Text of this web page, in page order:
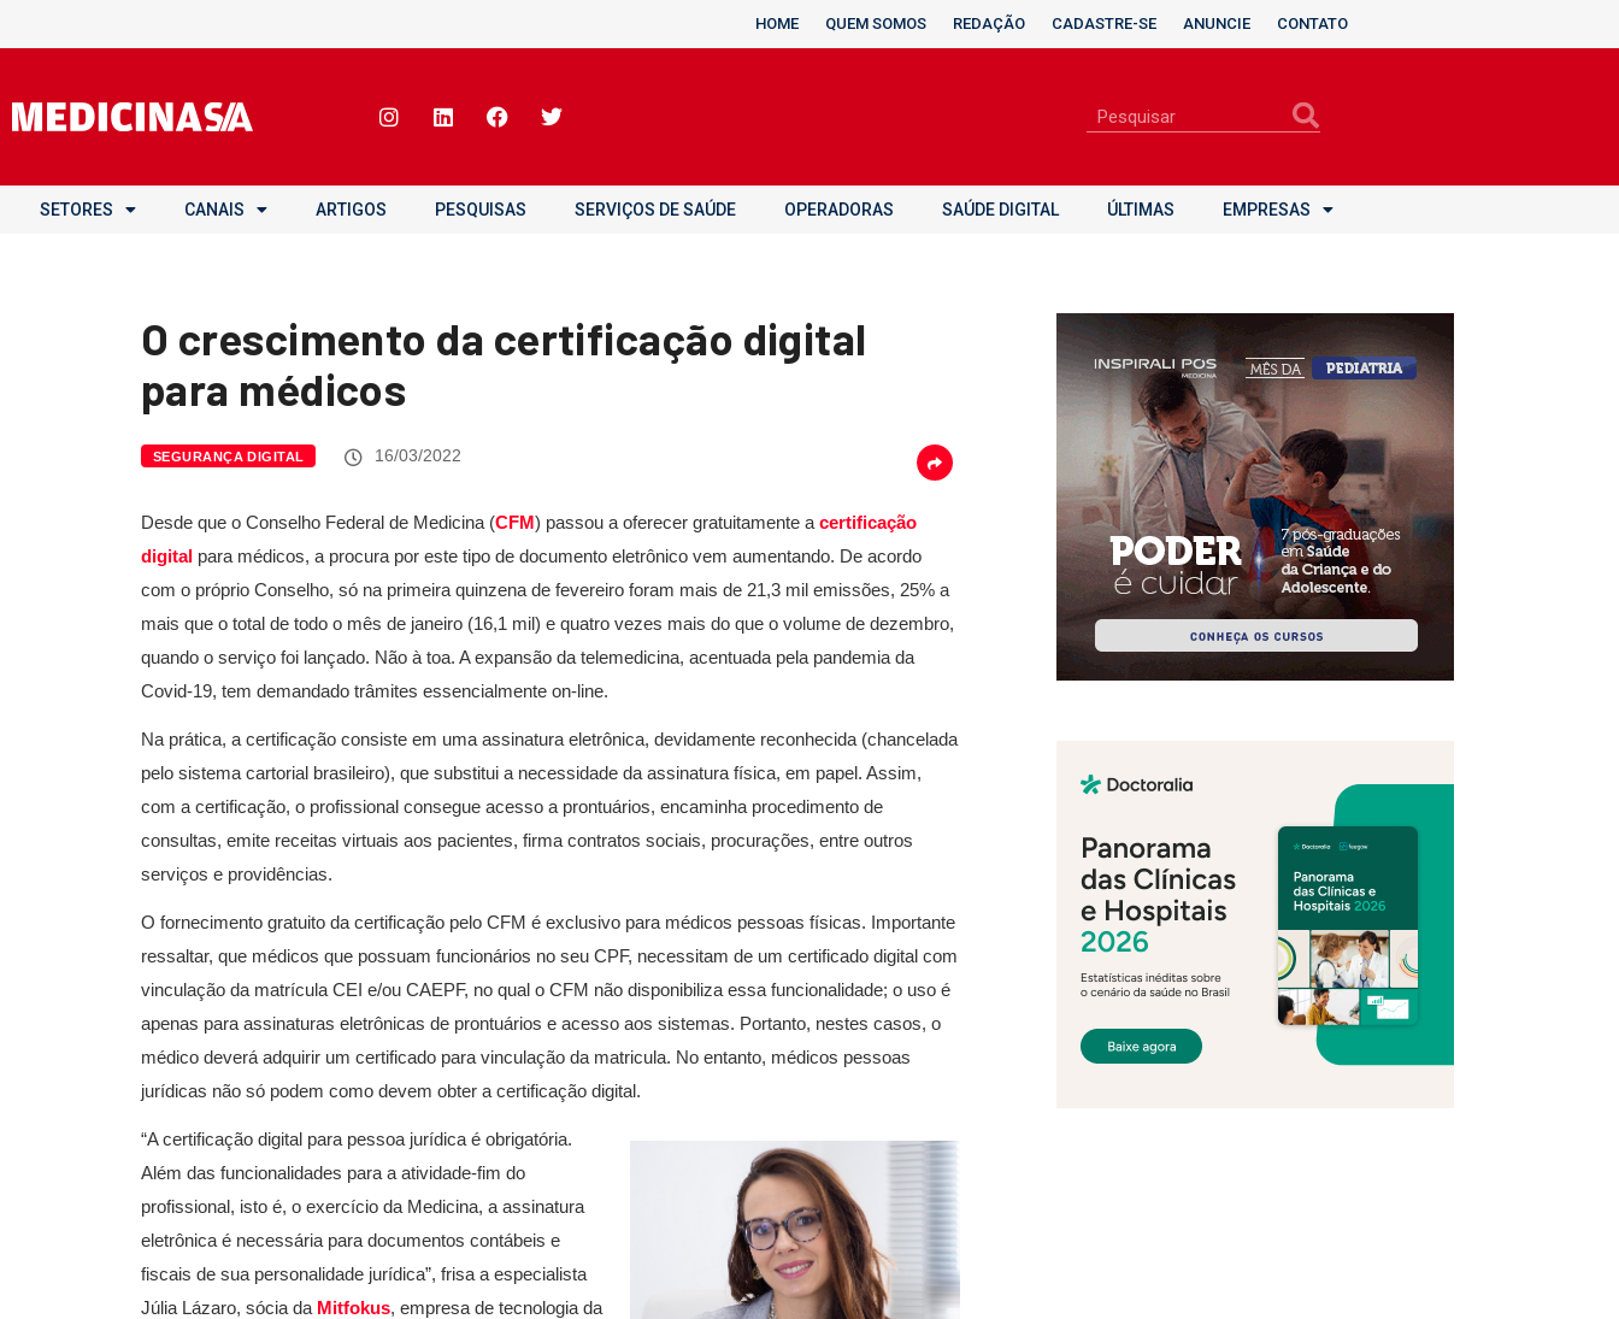
HOME QUEM SOMOS REDAÇÃO CADASTRE-SE ANUNCIE CONTATO
SETORES CANAIS ARTIGOS PESQUISAS SERVIÇOS DE SAÚDE OPERADORAS SAÚDE DIGITAL ÚLTIMAS EMPRESAS
O crescimento da certificação digital
para médicos
SEGURANÇA DIGITAL 16/03/2022
Desde que o Conselho Federal de Medicina (CFM) passou a oferecer gratuitamente a certificação
digital para médicos, a procura por este tipo de documento eletrônico vem aumentando. De acordo
com o próprio Conselho, só na primeira quinzena de fevereiro foram mais de 21,3 mil emissões, 25% a
mais que o total de todo o mês de janeiro (16,1 mil) e quatro vezes mais do que o volume de dezembro,
quando o serviço foi lançado. Não à toa. A expansão da telemedicina, acentuada pela pandemia da
Covid-19, tem demandado trâmites essencialmente on-line.
Na prática, a certificação consiste em uma assinatura eletrônica, devidamente reconhecida (chancelada
pelo sistema cartorial brasileiro), que substitui a necessidade da assinatura física, em papel. Assim,
com a certificação, o profissional consegue acesso a prontuários, encaminha procedimento de
consultas, emite receitas virtuais aos pacientes, firma contratos sociais, procurações, entre outros
serviços e providências.
O fornecimento gratuito da certificação pelo CFM é exclusivo para médicos pessoas físicas. Importante
ressaltar, que médicos que possuam funcionários no seu CPF, necessitam de um certificado digital com
vinculação da matrícula CEI e/ou CAEPF, no qual o CFM não disponibiliza essa funcionalidade; o uso é
apenas para assinaturas eletrônicas de prontuários e acesso aos sistemas. Portanto, nestes casos, o
médico deverá adquirir um certificado para vinculação da matricula. No entanto, médicos pessoas
jurídicas não só podem como devem obter a certificação digital.
“A certificação digital para pessoa jurídica é obrigatória.
Além das funcionalidades para a atividade-fim do
profissional, isto é, o exercício da Medicina, a assinatura
eletrônica é necessária para documentos contábeis e
fiscais de sua personalidade jurídica”, frisa a especialista
Júlia Lázaro, sócia da Mitfokus, empresa de tecnologia da